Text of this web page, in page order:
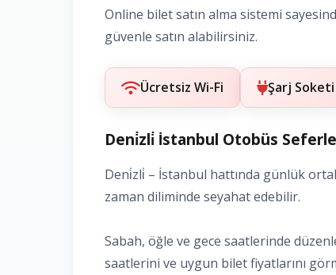
Online bilet satın alma sistemi
güvenle satın alabilirsiniz.
Ücretsiz Wi-Fi Şarj Soketi
Deni̇zli̇ İstanbul Otobüs
Deni̇zli̇ – İstanbul hattında günlük
zaman diliminde seyahat edebilir.
Sabah, öğle ve gece saatlerinde
saatlerini ve uygun bilet fiyatlarını